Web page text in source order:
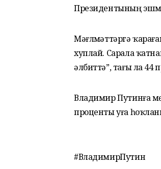
Президентының
Мәғлүмәттәргә
хуплай. Сарала
әлбиттә”, тағы ла 44
Владимир Путинға
проценты уға
#ВладимирПутин